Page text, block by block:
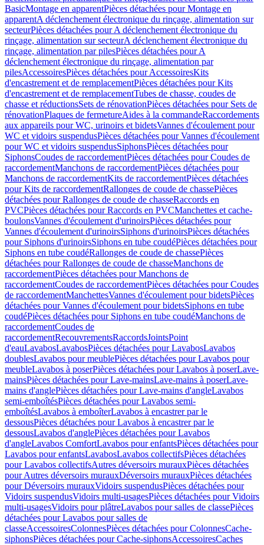
BasicMontage en apparentPièces détachées pour Montage en
apparentA déclenchement électronique du rinçage, alimentation sur
secteurPièces détachées pour A déclenchement électronique du
rinçage, alimentation sur secteurA déclenchement électronique du
rinçage, alimentation par pilesPièces détachées pour A
déclenchement électronique du rinçage, alimentation par
pilesAccessoiresPièces détachées pour AccessoiresKits
d'encastrement et de remplacementPièces détachées pour Kits
d'encastrement et de remplacementTubes de chasse, coudes de
chasse et réductionsSets de rénovationPièces détachées pour Sets de
rénovationPlaques de fermetureAides à la commandeRaccordements
aux appareils pour WC, urinoirs et bidetsVannes d'écoulement pour
WC et vidoirs suspendusPièces détachées pour Vannes d'écoulement
pour WC et vidoirs suspendusSiphonsPièces détachées pour
SiphonsCoudes de raccordementPièces détachées pour Coudes de
raccordementManchons de raccordementPièces détachées pour
Manchons de raccordementKits de raccordementPièces détachées
pour Kits de raccordementRallonges de coude de chassePièces
détachées pour Rallonges de coude de chasseRaccords en
PVCPièces détachées pour Raccords en PVCManchettes et cache-
boulonsVannes d'écoulement d'urinoirsPièces détachées pour
Vannes d'écoulement d'urinoirsSiphons d'urinoirsPièces détachées
pour Siphons d'urinoirsSiphons en tube coudéPièces détachées pour
Siphons en tube coudéRallonges de coude de chassePièces
détachées pour Rallonges de coude de chasseManchons de
raccordementPièces détachées pour Manchons de
raccordementCoudes de raccordementPièces détachées pour Coudes
de raccordementManchettesVannes d'écoulement pour bidetsPièces
détachées pour Vannes d'écoulement pour bidetsSiphons en tube
coudéPièces détachées pour Siphons en tube coudéManchons de
raccordementCoudes de
raccordementRecouvrementsRaccordsJointsPoint
d'eauLavabosLavabosPièces détachées pour LavabosLavabos
doublesLavabos pour meublePièces détachées pour Lavabos pour
meubleLavabos à poserPièces détachées pour Lavabos à poserLave-
mainsPièces détachées pour Lave-mainsLave-mains à poserLave-
mains d'anglePièces détachées pour Lave-mains d'angleLavabos
semi-emboîtésPièces détachées pour Lavabos semi-
emboîtésLavabos à emboîterLavabos à encastrer par le
dessousPièces détachées pour Lavabos à encastrer par le
dessousLavabos d'anglePièces détachées pour Lavabos
d'angleLavabos ComfortLavabos pour enfantsPièces détachées pour
Lavabos pour enfantsLavabosLavabos collectifsPièces détachées
pour Lavabos collectifsAutres déversoirs murauxPièces détachées
pour Autres déversoirs murauxDéversoirs murauxPièces détachées
pour Déversoirs murauxVidoirs suspendusPièces détachées pour
Vidoirs suspendusVidoirs multi-usagesPièces détachées pour Vidoirs
multi-usagesVidoirs pour plâtreLavabos pour salles de classePièces
détachées pour Lavabos pour salles de
classeAccessoiresColonnesPièces détachées pour ColonnesCache-
siphonsPièces détachées pour Cache-siphonsAccessoiresCaches